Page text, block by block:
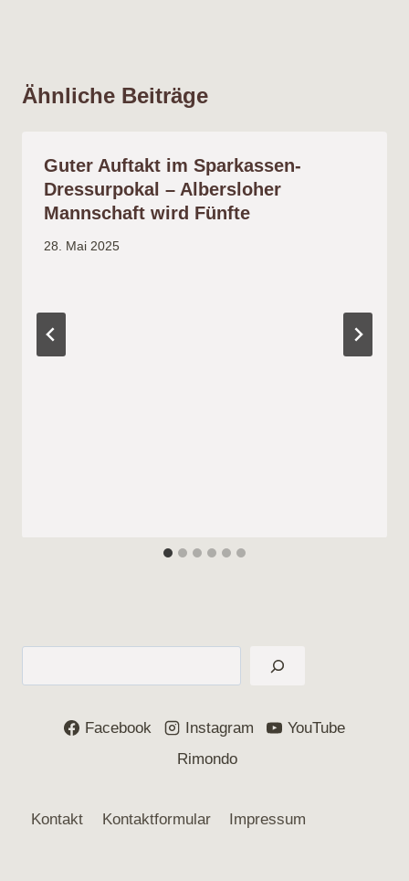
Ähnliche Beiträge
Guter Auftakt im Sparkassen-
Dressurpokal – Albersloher
Mannschaft wird Fünfte
28. Mai 2025
Facebook Instagram
YouTube
Rimondo
Kontakt Kontaktformular Impressum